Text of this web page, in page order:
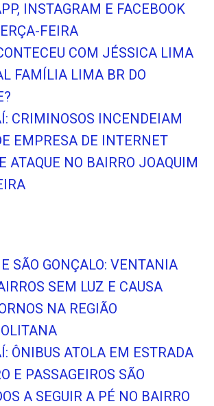
INSTAGRAM E FACEBOOK
FEIRA
COM JÉSSICA LIMA
FAMÍLIA LIMA BR DO
CRIMINOSOS INCENDEIAM
EMPRESA DE INTERNET
ATAQUE NO BAIRRO JOAQUIM
SÃO GONÇALO: VENTANIA
SEM LUZ E CAUSA
NA REGIÃO
ÔNIBUS ATOLA EM ESTRADA
E PASSAGEIROS SÃO
A SEGUIR A PÉ NO BAIRRO